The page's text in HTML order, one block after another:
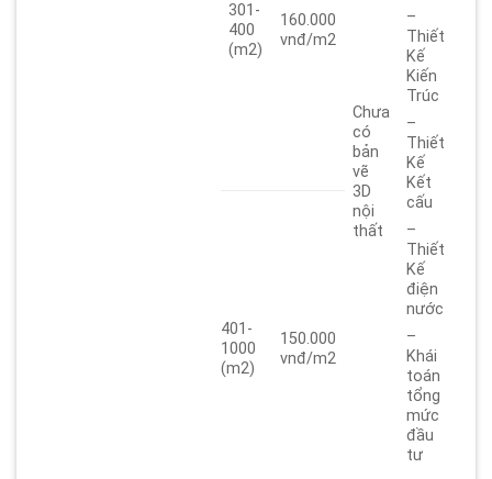
301-
400
(m2)
160.000
vnđ/m2
Chưa
có
bản
vẽ
3D
nội
thất
–
Thiết
Kế
Kiến
Trúc
–
Thiết
Kế
Kết
cấu
–
Thiết
Kế
điện
nước
–
Khái
toán
tổng
mức
đầu
tư
401-
1000
(m2)
150.000
vnđ/m2